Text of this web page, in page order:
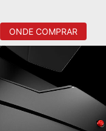
ONDE COMPRAR